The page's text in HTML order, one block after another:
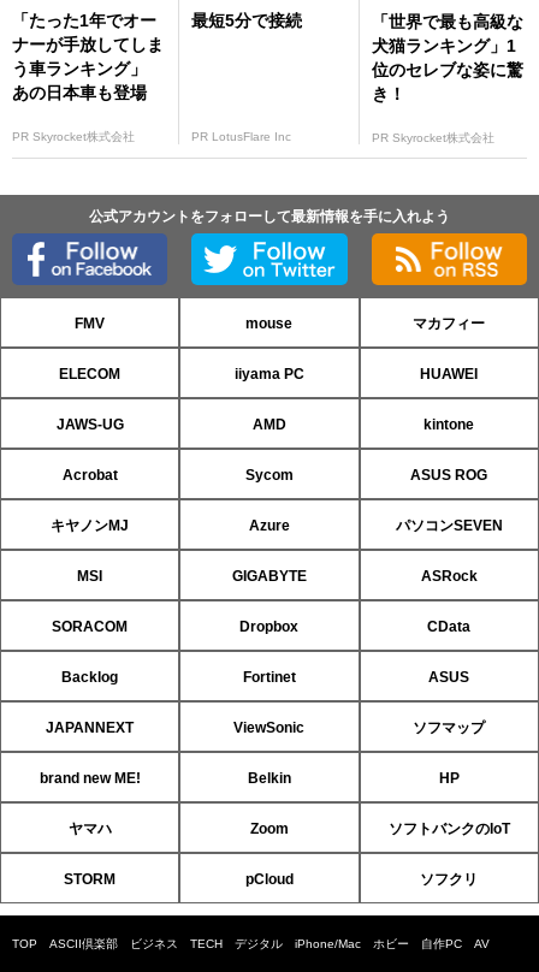
「たった1年でオー
ナーが手放してしま
う車ランキング」
あの日本車も登場
PR Skyrocket株式会社
最短5分で接続
PR LotusFlare Inc
「世界で最も高級な
犬猫ランキング」1
位のセレブな姿に驚
き！
PR Skyrocket株式会社
公式アカウントをフォローして最新情報を手に入れよう
FMV mouse マカフィー
ELECOM iiyama PC HUAWEI
JAWS-UG AMD kintone
Acrobat Sycom ASUS ROG
キヤノンMJ Azure パソコンSEVEN
MSI GIGABYTE ASRock
SORACOM Dropbox CData
Backlog Fortinet ASUS
JAPANNEXT ViewSonic ソフマップ
brand new ME! Belkin HP
ヤマハ Zoom ソフトバンクのIoT
STORM pCloud ソフクリ
TOP ASCII倶楽部 ビジネス TECH デジタル iPhone/Mac ホビー 自作PC AV